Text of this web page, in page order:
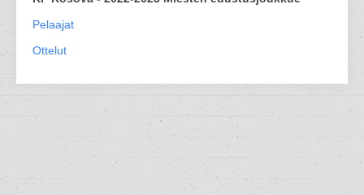
Pelaajat
Ottelut